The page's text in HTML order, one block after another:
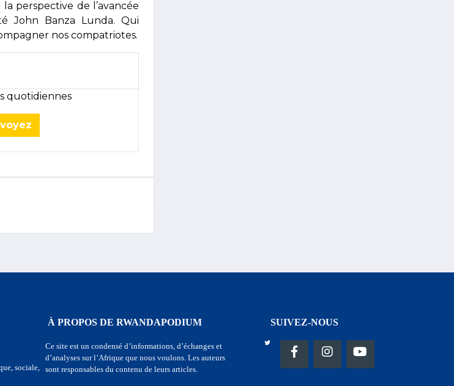
perspective de l’avancée
John Banza Lunda. Qui
nos compatriotes.
quotidiennes
sociale,
À PROPOS DE RWANDAPODIUM
Ce site est un condensé d’informations, d’échanges et
d’analyses sur l’Afrique que nous voulons. Les auteurs
sont responsables du contenu de leurs articles.
SUIVEZ-NOUS